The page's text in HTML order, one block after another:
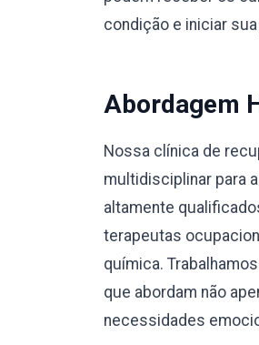
condição e iniciar
Abordagem
Nossa clínica de
multidisciplinar para
altamente
terapeutas
química.
que abordam não
necessidades